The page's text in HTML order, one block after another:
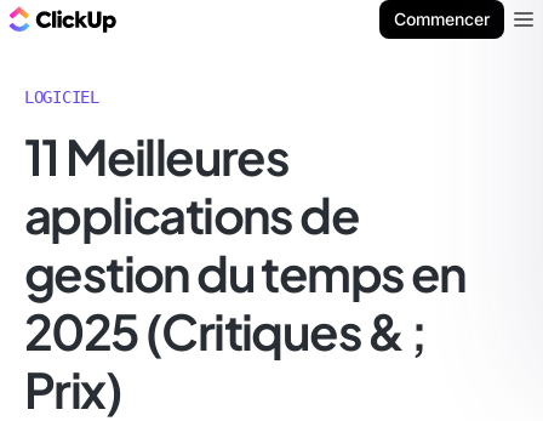
Commencer
LOGICIEL
11 Meilleures
applications de
gestion du temps en
2025 (Critiques & ;
Prix)